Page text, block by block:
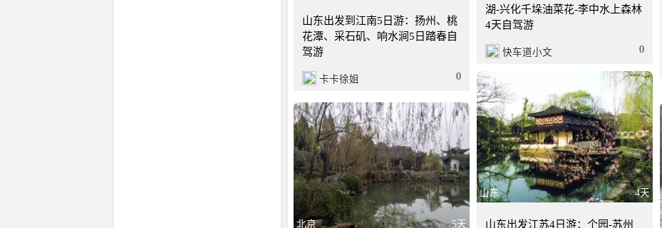
湖-兴化千垛油菜花-李中水上森林
4天自驾游
快车道小文 0
山东出发到江南5日游：扬州、桃
花潭、采石矶、响水涧5日踏春自
驾游
卡卡徐姐 0
4天
山东
山东出发江苏4日游：个园-苏州
5天
北京